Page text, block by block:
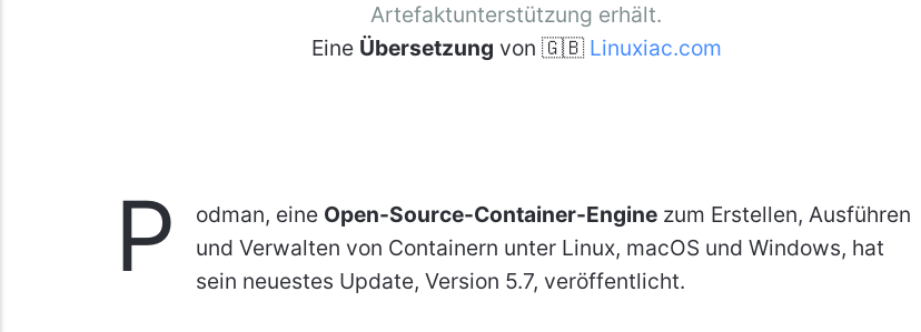
Artefaktunterstützung erhält.
Eine Übersetzung von 🇬🇧 Linuxiac.com
P odman, eine Open-Source-Container-Engine zum Erstellen, Ausführen
und Verwalten von Containern unter Linux, macOS und Windows, hat
sein neuestes Update, Version 5.7, veröffentlicht.